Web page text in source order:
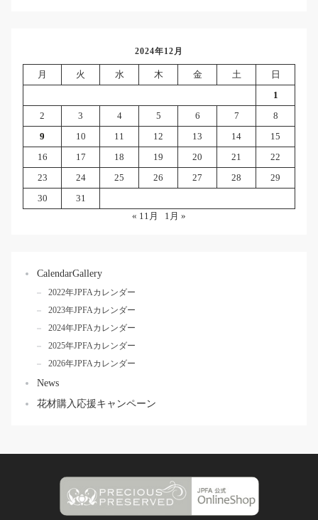
2024年12月
月 火 水 木 金 土
日
1
2
3 4 5 6 7
8
9
10 11 12 13 14
15
16
17 18 19 20 21
22
23
24 25 26 27 28
29
30
31
« 11月
1月 »
CalendarGallery
2022年JPFAカレンダー
2023年JPFAカレンダー
2024年JPFAカレンダー
2025年JPFAカレンダー
2026年JPFAカレンダー
News
花材購入応援キャンペーン